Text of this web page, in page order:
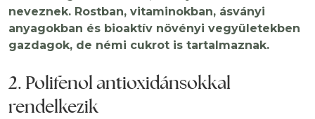
neveznek. Rostban, vitaminokban, ásványi
anyagokban és bioaktív növényi vegyületekben
gazdagok, de némi cukrot is tartalmaznak.
2. Polifenol antioxidánsokkal
rendelkezik